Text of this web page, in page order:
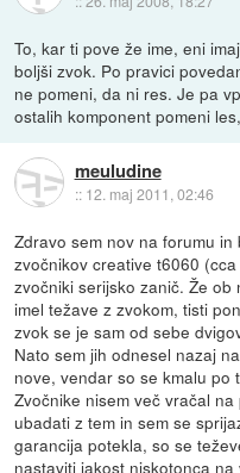
To, kar ti pove že ime, eni
boljši zvok. Po pravici
ne pomeni, da ni res. Je pa
ostalih komponent pomeni
meuludine
:: 12. maj 2011, 02:46
Zdravo sem nov na forumu
zvočnikov creative t6060
zvočniki serijsko zanič. Že
imel težave z zvokom, tisti
zvok se je sam od sebe
Nato sem jih odnesel nazaj
nove, vendar so se kmalu po
Zvočnike nisem več vračal
ubadati z tem in sem se
garancija potekla, so se
nastaviti jakost niskotonca